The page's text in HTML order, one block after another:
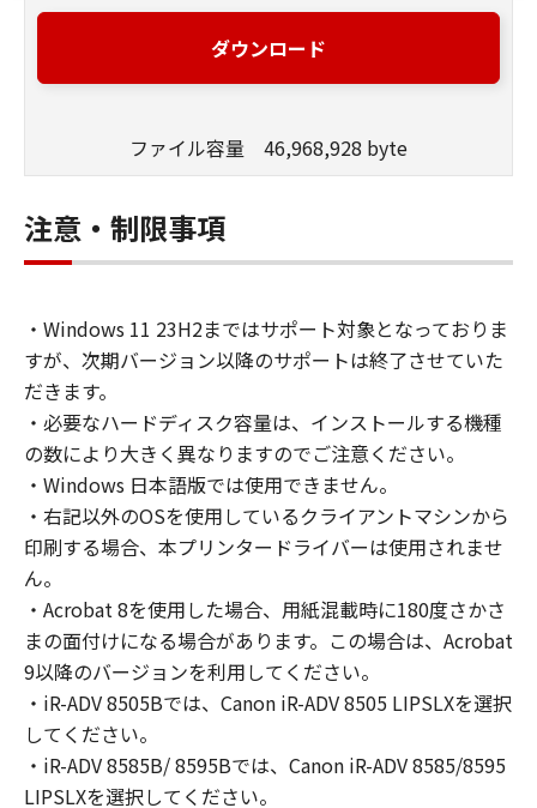
DO NOT AGREE TO THE FOLLOWING TERMS
AND CONDITIONS OF THIS AGREEMENT, DO
1. GRANT OF LICENSE
exclusive license to use ("use" as used herein
shall include storing, loading, installing,
accessing, executing or displaying) the
only on computers directly or via network
connected to the Products (the "Designated
Computer").
You may allow other users of other
computers connected to your Designated
Computer to use the SOFTWARE, provided
that you must assure that all such users shall
abide by the terms of this Agreement and
shall be subject to restrictions and
You may make one copy of the SOFTWARE
solely for a back-up purpose.
2. RESTRICTIONS
You shall not use the SOFTWARE except as
expressly granted or permitted herein, and
ダウンロード
ファイル容量 46,968,928 byte
注意・制限事項
・Windows 11 23H2まではサポート対象となっておりま
すが、次期バージョン以降のサポートは終了させていた
だきます。
・必要なハードディスク容量は、インストールする機種
の数により大きく異なりますのでご注意ください。
・Windows 日本語版では使用できません。
・右記以外のOSを使用しているクライアントマシンから
印刷する場合、本プリンタードライバーは使用されませ
ん。
・Acrobat 8を使用した場合、用紙混載時に180度さかさ
まの面付けになる場合があります。この場合は、Acrobat
9以降のバージョンを利用してください。
・iR-ADV 8505Bでは、Canon iR-ADV 8505 LIPSLXを選択
してください。
・iR-ADV 8585B/ 8595Bでは、Canon iR-ADV 8585/8595
LIPSLXを選択してください。